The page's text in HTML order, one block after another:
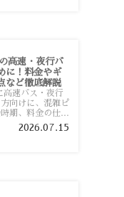
高速・夜行バ
に！料金やギ
など徹底解説
高速バス・夜行
向けに、混雑ピ
期、料金の仕組
待ちのコツ、直前
詳しく解説しま
2026.07.15